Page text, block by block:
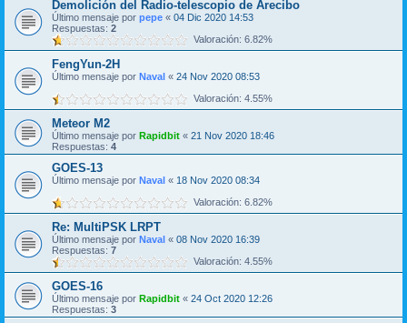
Demolición del Radio-telescopio de Arecibo
Último mensaje por pepe « 04 Dic 2020 14:53
Respuestas: 2
Valoración: 6.82%
FengYun-2H
Último mensaje por Naval « 24 Nov 2020 08:53
Valoración: 4.55%
Meteor M2
Último mensaje por Rapidbit « 21 Nov 2020 18:46
Respuestas: 4
GOES-13
Último mensaje por Naval « 18 Nov 2020 08:34
Valoración: 6.82%
Re: MultiPSK LRPT
Último mensaje por Naval « 08 Nov 2020 16:39
Respuestas: 7
Valoración: 4.55%
GOES-16
Último mensaje por Rapidbit « 24 Oct 2020 12:26
Respuestas: 3